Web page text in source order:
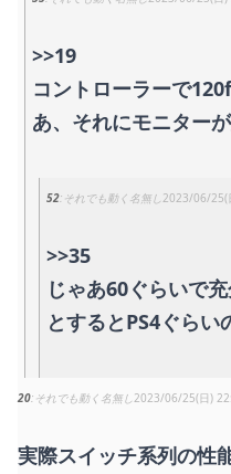
>>19
コントローラーで
あ、それにモニター
52 それでも動く名無し2023/06/25(
>>35
じゃあ60ぐらいで
とするとPS4ぐらい
20 それでも動く名無し2023/06/25(日)
実際スイッチ系列の性